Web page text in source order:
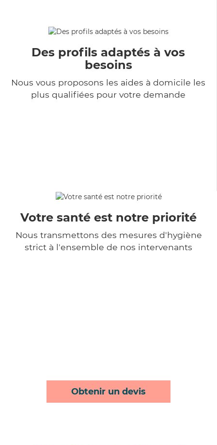
Des profils adaptés à vos
besoins
Nous vous proposons les aides à domicile les
plus qualifiées pour votre demande
Votre santé est notre priorité
Nous transmettons des mesures d'hygiène
strict à l'ensemble de nos intervenants
Obtenir un devis